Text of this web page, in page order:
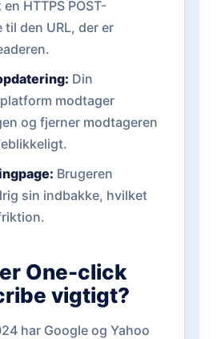
HTTPS POST-
til den URL, der er
Din
modtager
og fjerner modtageren
Brugeren
sin indbakke, hvilket
One-click
vigtigt?
har Google og Yahoo